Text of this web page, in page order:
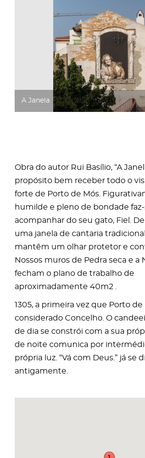
A Janela
Obra do autor Rui Basílio, “A
propósito bem receber todo o
forte de Porto de Mós.
humilde e pleno de bondade faz-
acompanhar do seu gato, Fiel.
uma janela de cantaria
mantêm um olhar protetor e
Nossos muros de Pedra seca e a
fecham o plano de trabalho de
aproximadamente 40m2 .
1305, a primeira vez que Porto de
considerado Concelho. O
de dia se constrói com a sua
de noite comunica por
própria luz. “Vá com Deus.” já se
antigamente.